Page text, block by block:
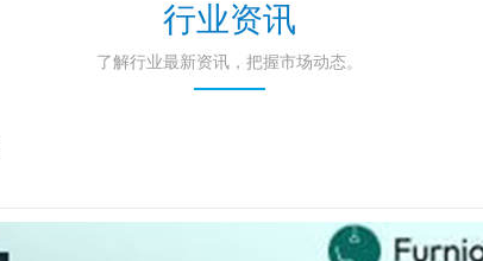
行业资讯
了解行业最新资讯，把握市场动态。